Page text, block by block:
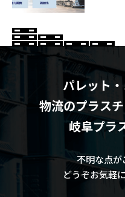
パレット
物流のプラス
岐阜プラ
不明な点が
どうぞお気軽